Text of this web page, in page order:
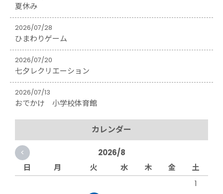
夏休み
2026/07/28
ひまわりゲーム
2026/07/20
七夕レクリエーション
2026/07/13
おでかけ 小学校体育館
カレンダー
<
2026/8
日
月 火 水 木 金
土
1